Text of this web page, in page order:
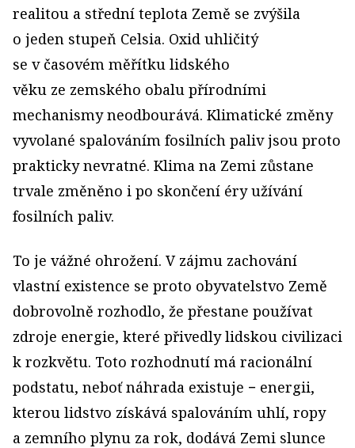
realitou a střední teplota Země se zvýšila
o jeden stupeň Celsia. Oxid uhličitý
se v časovém měřítku lidského
věku ze zemského obalu přírodními
mechanismy neodbourává. Klimatické změny
vyvolané spalováním fosilních paliv jsou proto
prakticky nevratné. Klima na Zemi zůstane
trvale změněno i po skončení éry užívání
fosilních paliv.
To je vážné ohrožení. V zájmu zachování
vlastní existence se proto obyvatelstvo Země
dobrovolně rozhodlo, že přestane používat
zdroje energie, které přivedly lidskou civilizaci
k rozkvětu. Toto rozhodnutí má racionální
podstatu, neboť náhrada existuje − energii,
kterou lidstvo získává spalováním uhlí, ropy
a zemního plynu za rok, dodává Zemi slunce